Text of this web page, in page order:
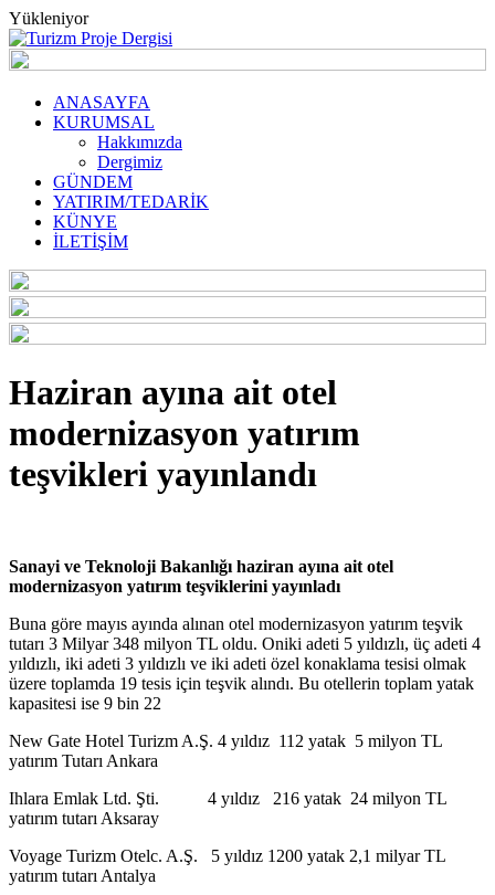
Yükleniyor
ANASAYFA
KURUMSAL
Hakkımızda
Dergimiz
GÜNDEM
YATIRIM/TEDARİK
KÜNYE
İLETİŞİM
Haziran ayına ait otel
modernizasyon yatırım
teşvikleri yayınlandı
Sanayi ve Teknoloji Bakanlığı haziran ayına ait otel
modernizasyon yatırım teşviklerini yayınladı
Buna göre mayıs ayında alınan otel modernizasyon yatırım teşvik
tutarı 3 Milyar 348 milyon TL oldu. Oniki adeti 5 yıldızlı, üç adeti 4
yıldızlı, iki adeti 3 yıldızlı ve iki adeti özel konaklama tesisi olmak
üzere toplamda 19 tesis için teşvik alındı. Bu otellerin toplam yatak
kapasitesi ise 9 bin 22
New Gate Hotel Turizm A.Ş. 4 yıldız 112 yatak 5 milyon TL
yatırım Tutarı Ankara
Ihlara Emlak Ltd. Şti. 4 yıldız 216 yatak 24 milyon TL
yatırım tutarı Aksaray
Voyage Turizm Otelc. A.Ş. 5 yıldız 1200 yatak 2,1 milyar TL
yatırım tutarı Antalya